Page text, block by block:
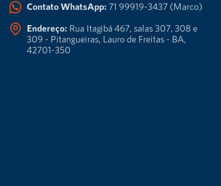
Contato WhatsApp: 71 99919-3437 (Marco)
Endereço: Rua Itagibá 467, salas 307, 308 e
309 - Pitangueiras, Lauro de Freitas - BA,
42701-350